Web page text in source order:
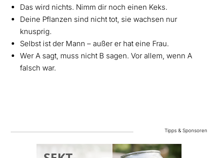
Das wird nichts. Nimm dir noch einen Keks.
Deine Pflanzen sind nicht tot, sie wachsen nur
knusprig.
Selbst ist der Mann – außer er hat eine Frau.
Wer A sagt, muss nicht B sagen. Vor allem, wenn A
falsch war.
Tipps & Sponsoren